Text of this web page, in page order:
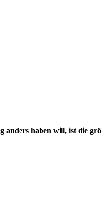
anders haben will, ist die